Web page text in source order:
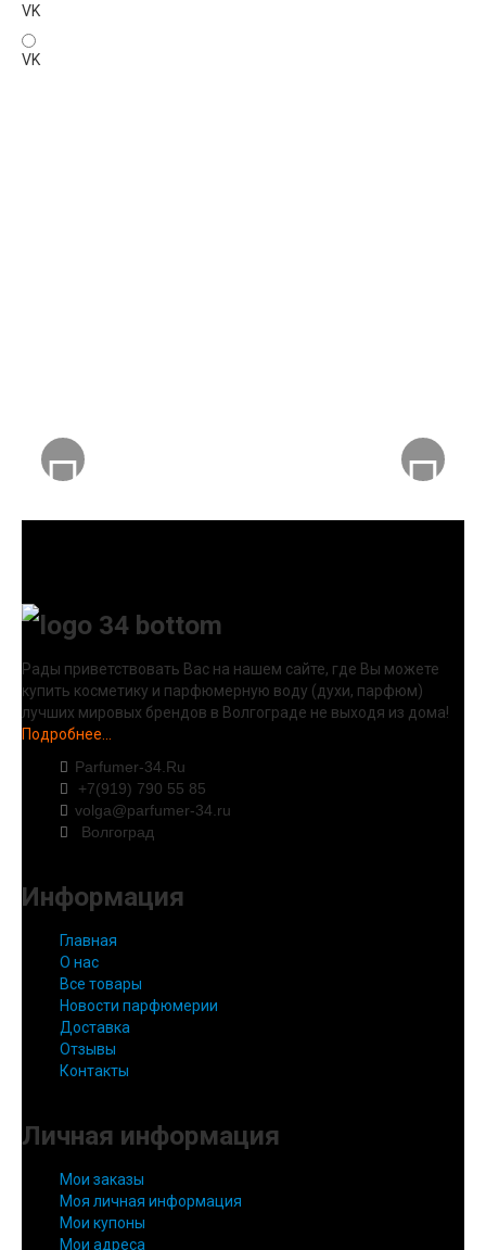
VK
VK
Рады приветствовать Вас на нашем сайте, где Вы можете
купить косметику и парфюмерную воду (духи, парфюм)
лучших мировых брендов в Волгограде не выходя из дома!
Подробнее...
Parfumer-34.Ru
+7(919) 790 55 85
volga@parfumer-34.ru
Волгоград
Информация
Главная
О нас
Все товары
Новости парфюмерии
Доставка
Отзывы
Контакты
Личная информация
Мои заказы
Моя личная информация
Мои купоны
Мои адреса